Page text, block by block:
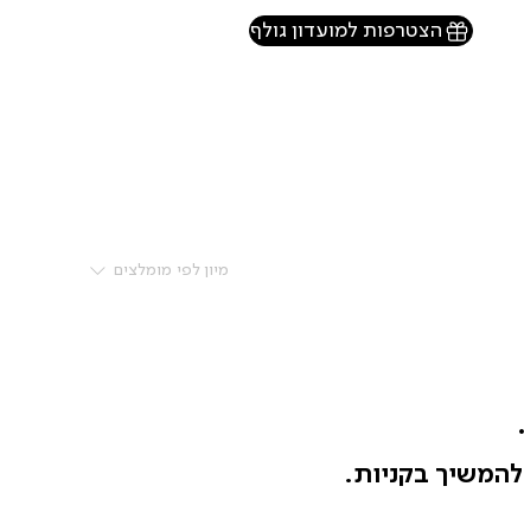
הצטרפות למועדון גולף
מיון לפי מומלצים
בקניות.